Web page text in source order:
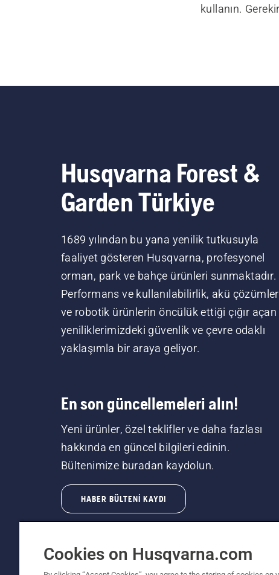
kullanın.
Husqvarna Forest &
Garden Türkiye
1689 yılından bu yana yenilik tutkusuyla
faaliyet gösteren Husqvarna, profesyonel
orman, park ve bahçe ürünleri sunmaktadır.
Performans ve kullanılabilirlik, akü
ve robotik ürünlerin öncülük ettiği çığır açan
yeniliklerimizdeki güvenlik ve çevre odaklı
yaklaşımla bir araya geliyor.
En son güncellemeleri alın!
Yeni ürünler, özel teklifler ve daha fazlası
hakkında en güncel bilgileri edinin.
Bültenimize buradan kaydolun.
HABER BÜLTENI KAYDI
Cookies on Husqvarna.com